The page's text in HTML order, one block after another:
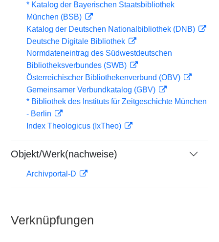
* Katalog der Bayerischen Staatsbibliothek
München (BSB)
Katalog der Deutschen Nationalbibliothek (DNB)
Deutsche Digitale Bibliothek
Normdateneintrag des Südwestdeutschen
Bibliotheksverbundes (SWB)
Österreichischer Bibliothekenverbund (OBV)
Gemeinsamer Verbundkatalog (GBV)
* Bibliothek des Instituts für Zeitgeschichte München
- Berlin
Index Theologicus (IxTheo)
Objekt/Werk(nachweise)
Archivportal-D
Verknüpfungen